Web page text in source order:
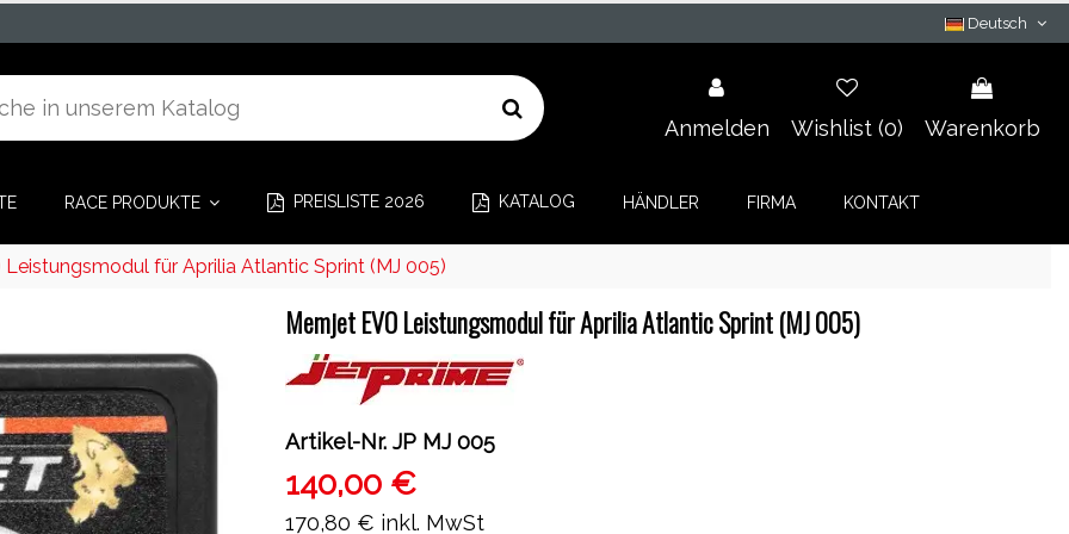
Deutsch
Anmelden Wishlist (0) Warenkorb
RACE PRODUKTE PREISLISTE 2026 KATALOG HÄNDLER FIRMA KONTAKT
Leistungsmodul für Aprilia Atlantic Sprint (MJ 005)
Memjet EVO Leistungsmodul für Aprilia Atlantic Sprint (MJ 005)
Artikel-Nr. JP MJ 005
140,00 €
170,80 € inkl. MwSt